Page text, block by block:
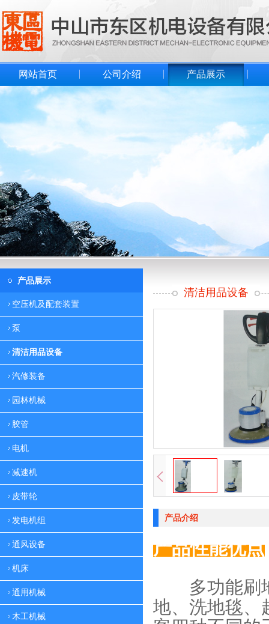
网站首页 公司介绍 产品展示
产品展示
空压机及配套装置
泵
清洁用品设备
汽修装备
园林机械
胶管
电机
减速机
皮带轮
发电机组
通风设备
机床
通用机械
木工机械
清洁用品设备
产品介绍
产品性能优点
多功能刷地
地、 洗地毯、